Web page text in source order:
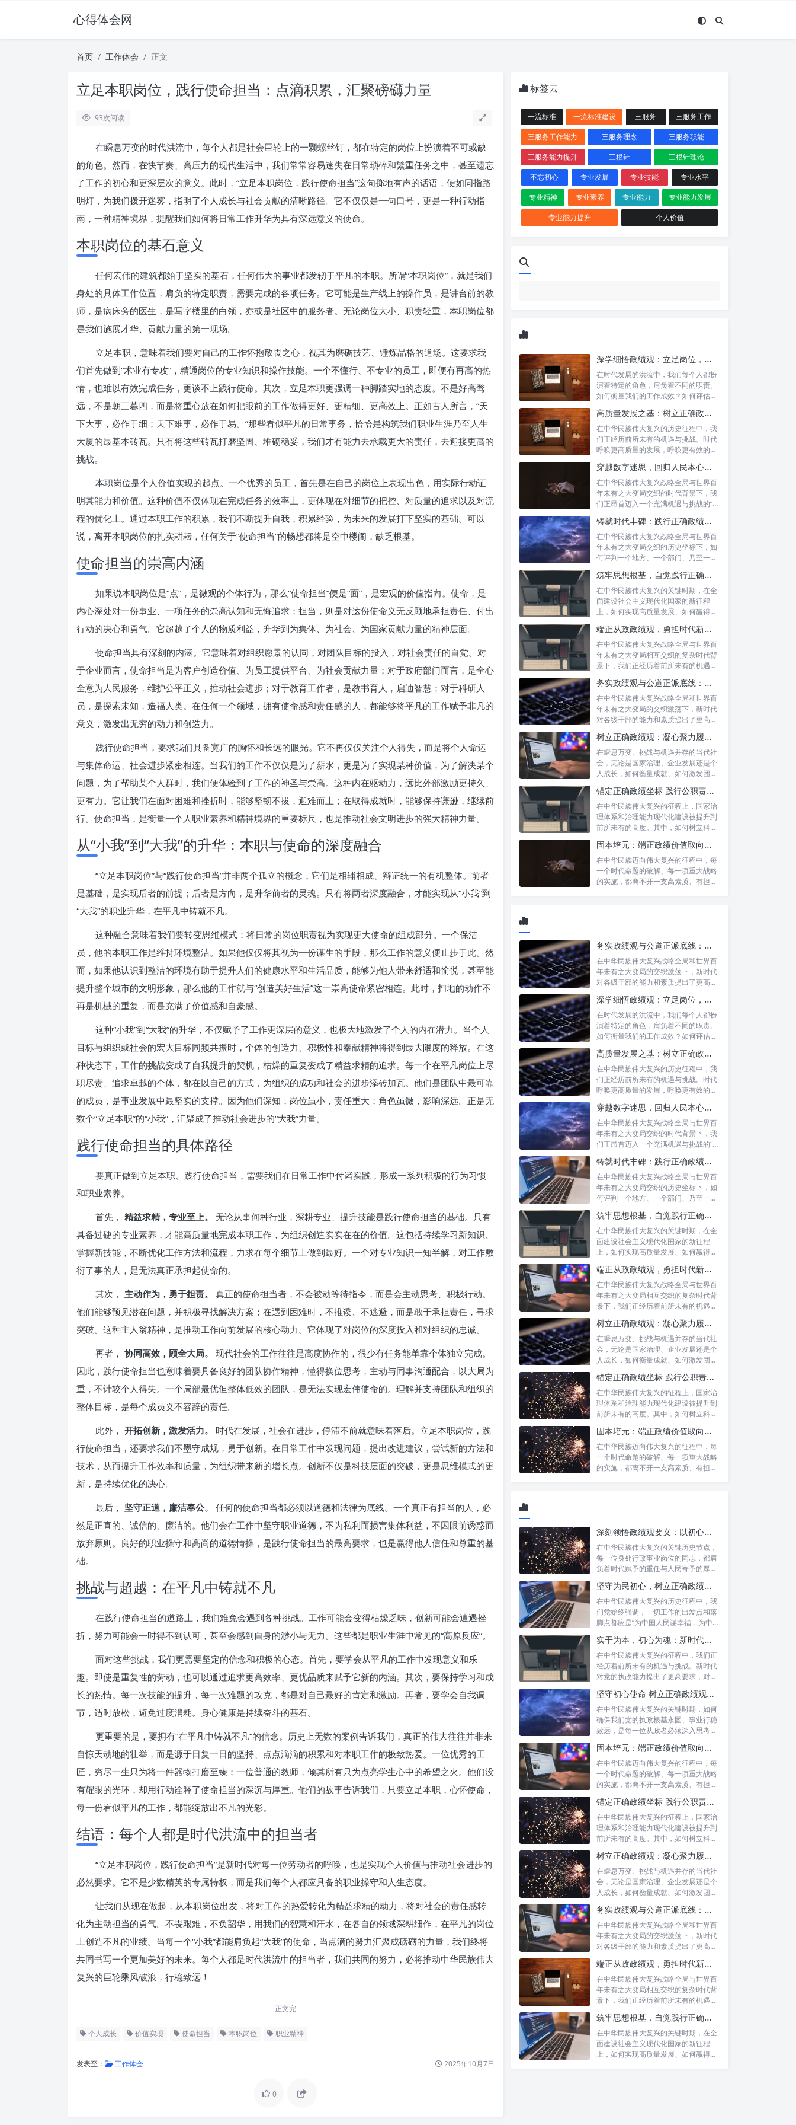
心得体会网
首页 工作体会 正文
立足本职岗位，践行使命担当：点滴积累，汇聚磅礴力量
93次阅读
在瞬息万变的时代洪流中，每个人都是社会巨轮上的一颗螺丝钉，都在特定的岗位上扮演着不可或缺
的角色。然而，在快节奏、高压力的现代生活中，我们常常容易迷失在日常琐碎和繁重任务之中，甚至遗忘
了工作的初心和更深层次的意义。此时，“立足本职岗位，践行使命担当”这句掷地有声的话语，便如同指路
明灯，为我们拨开迷雾，指明了个人成长与社会贡献的清晰路径。它不仅仅是一句口号，更是一种行动指
南，一种精神境界，提醒我们如何将日常工作升华为具有深远意义的使命。
本职岗位的基石意义
任何宏伟的建筑都始于坚实的基石，任何伟大的事业都发轫于平凡的本职。所谓“本职岗位”，就是我们
身处的具体工作位置，肩负的特定职责，需要完成的各项任务。它可能是生产线上的操作员，是讲台前的教
师，是病床旁的医生，是写字楼里的白领，亦或是社区中的服务者。无论岗位大小、职责轻重，本职岗位都
是我们施展才华、贡献力量的第一现场。
立足本职，意味着我们要对自己的工作怀抱敬畏之心，视其为磨砺技艺、锤炼品格的道场。这要求我
们首先做到“术业有专攻”，精通岗位的专业知识和操作技能。一个不懂行、不专业的员工，即便有再高的热
情，也难以有效完成任务，更谈不上践行使命。其次，立足本职更强调一种脚踏实地的态度。不是好高骛
远，不是朝三暮四，而是将重心放在如何把眼前的工作做得更好、更精细、更高效上。正如古人所言，“天
下大事，必作于细；天下难事，必作于易。”那些看似平凡的日常事务，恰恰是构筑我们职业生涯乃至人生
大厦的最基本砖瓦。只有将这些砖瓦打磨坚固、堆砌稳妥，我们才有能力去承载更大的责任，去迎接更高的
挑战。
本职岗位是个人价值实现的起点。一个优秀的员工，首先是在自己的岗位上表现出色，用实际行动证
明其能力和价值。这种价值不仅体现在完成任务的效率上，更体现在对细节的把控、对质量的追求以及对流
程的优化上。通过本职工作的积累，我们不断提升自我，积累经验，为未来的发展打下坚实的基础。可以
说，离开本职岗位的扎实耕耘，任何关于“使命担当”的畅想都将是空中楼阁，缺乏根基。
使命担当的崇高内涵
如果说本职岗位是“点”，是微观的个体行为，那么“使命担当”便是“面”，是宏观的价值指向。使命，是
内心深处对一份事业、一项任务的崇高认知和无悔追求；担当，则是对这份使命义无反顾地承担责任、付出
行动的决心和勇气。它超越了个人的物质利益，升华到为集体、为社会、为国家贡献力量的精神层面。
使命担当具有深刻的内涵。它意味着对组织愿景的认同，对团队目标的投入，对社会责任的自觉。对
于企业而言，使命担当是为客户创造价值、为员工提供平台、为社会贡献力量；对于政府部门而言，是全心
全意为人民服务，维护公平正义，推动社会进步；对于教育工作者，是教书育人，启迪智慧；对于科研人
员，是探索未知，造福人类。在任何一个领域，拥有使命感和责任感的人，都能够将平凡的工作赋予非凡的
意义，激发出无穷的动力和创造力。
践行使命担当，要求我们具备宽广的胸怀和长远的眼光。它不再仅仅关注个人得失，而是将个人命运
与集体命运、社会进步紧密相连。当我们的工作不仅仅是为了薪水，更是为了实现某种价值，为了解决某个
问题，为了帮助某个人群时，我们便体验到了工作的神圣与崇高。这种内在驱动力，远比外部激励更持久、
更有力。它让我们在面对困难和挫折时，能够坚韧不拔，迎难而上；在取得成就时，能够保持谦逊，继续前
行。使命担当，是衡量一个人职业素养和精神境界的重要标尺，也是推动社会文明进步的强大精神力量。
从“小我”到“大我”的升华：本职与使命的深度融合
“立足本职岗位”与“践行使命担当”并非两个孤立的概念，它们是相辅相成、辩证统一的有机整体。前者
是基础，是实现后者的前提；后者是方向，是升华前者的灵魂。只有将两者深度融合，才能实现从“小我”到
“大我”的职业升华，在平凡中铸就不凡。
这种融合意味着我们要转变思维模式：将日常的岗位职责视为实现更大使命的组成部分。一个保洁
员，他的本职工作是维持环境整洁。如果他仅仅将其视为一份谋生的手段，那么工作的意义便止步于此。然
而，如果他认识到整洁的环境有助于提升人们的健康水平和生活品质，能够为他人带来舒适和愉悦，甚至能
提升整个城市的文明形象，那么他的工作就与“创造美好生活”这一崇高使命紧密相连。此时，扫地的动作不
再是机械的重复，而是充满了价值感和自豪感。
这种“小我”到“大我”的升华，不仅赋予了工作更深层的意义，也极大地激发了个人的内在潜力。当个人
目标与组织或社会的宏大目标同频共振时，个体的创造力、积极性和奉献精神将得到最大限度的释放。在这
种状态下，工作的挑战变成了自我提升的契机，枯燥的重复变成了精益求精的追求。每一个在平凡岗位上尽
职尽责、追求卓越的个体，都在以自己的方式，为组织的成功和社会的进步添砖加瓦。他们是团队中最可靠
的成员，是事业发展中最坚实的支撑。因为他们深知，岗位虽小，责任重大；角色虽微，影响深远。正是无
数个“立足本职”的“小我”，汇聚成了推动社会进步的“大我”力量。
践行使命担当的具体路径
要真正做到立足本职、践行使命担当，需要我们在日常工作中付诸实践，形成一系列积极的行为习惯
和职业素养。
首先， 精益求精，专业至上。
无论从事何种行业，深耕专业、提升技能是践行使命担当的基础。只有
具备过硬的专业素养，才能高质量地完成本职工作，为组织创造实实在在的价值。这包括持续学习新知识、
掌握新技能，不断优化工作方法和流程，力求在每个细节上做到最好。一个对专业知识一知半解，对工作敷
衍了事的人，是无法真正承担起使命的。
其次， 主动作为，勇于担责。
真正的使命担当者，不会被动等待指令，而是会主动思考、积极行动。
他们能够预见潜在问题，并积极寻找解决方案；在遇到困难时，不推诿、不逃避，而是敢于承担责任，寻求
突破。这种主人翁精神，是推动工作向前发展的核心动力。它体现了对岗位的深度投入和对组织的忠诚。
再者， 协同高效，顾全大局。
现代社会的工作往往是高度协作的，很少有任务能单靠个体独立完成。
因此，践行使命担当也意味着要具备良好的团队协作精神，懂得换位思考，主动与同事沟通配合，以大局为
重，不计较个人得失。一个局部最优但整体低效的团队，是无法实现宏伟使命的。理解并支持团队和组织的
整体目标，是每个成员义不容辞的责任。
此外， 开拓创新，激发活力。
时代在发展，社会在进步，停滞不前就意味着落后。立足本职岗位，践
行使命担当，还要求我们不墨守成规，勇于创新。在日常工作中发现问题，提出改进建议，尝试新的方法和
技术，从而提升工作效率和质量，为组织带来新的增长点。创新不仅是科技层面的突破，更是思维模式的更
新，是持续优化的决心。
最后， 坚守正道，廉洁奉公。
任何的使命担当都必须以道德和法律为底线。一个真正有担当的人，必
然是正直的、诚信的、廉洁的。他们会在工作中坚守职业道德，不为私利而损害集体利益，不因眼前诱惑而
放弃原则。良好的职业操守和高尚的道德情操，是践行使命担当的最高要求，也是赢得他人信任和尊重的基
础。
挑战与超越：在平凡中铸就不凡
在践行使命担当的道路上，我们难免会遇到各种挑战。工作可能会变得枯燥乏味，创新可能会遭遇挫
折，努力可能会一时得不到认可，甚至会感到自身的渺小与无力。这些都是职业生涯中常见的“高原反应”。
面对这些挑战，我们更需要坚定的信念和积极的心态。首先，要学会从平凡的工作中发现意义和乐
趣。即使是重复性的劳动，也可以通过追求更高效率、更优品质来赋予它新的内涵。其次，要保持学习和成
长的热情。每一次技能的提升，每一次难题的攻克，都是对自己最好的肯定和激励。再者，要学会自我调
节，适时放松，避免过度消耗。身心健康是持续奋斗的基石。
更重要的是，要拥有“在平凡中铸就不凡”的信念。历史上无数的案例告诉我们，真正的伟大往往并非来
自惊天动地的壮举，而是源于日复一日的坚持、点点滴滴的积累和对本职工作的极致热爱。一位优秀的工
匠，穷尽一生只为将一件器物打磨至臻；一位普通的教师，倾其所有只为点亮学生心中的希望之火。他们没
有耀眼的光环，却用行动诠释了使命担当的深沉与厚重。他们的故事告诉我们，只要立足本职，心怀使命，
每一份看似平凡的工作，都能绽放出不凡的光彩。
结语：每个人都是时代洪流中的担当者
“立足本职岗位，践行使命担当”是新时代对每一位劳动者的呼唤，也是实现个人价值与推动社会进步的
必然要求。它不是少数精英的专属特权，而是我们每个人都应具备的职业操守和人生态度。
让我们从现在做起，从本职岗位出发，将对工作的热爱转化为精益求精的动力，将对社会的责任感转
化为主动担当的勇气。不畏艰难，不负韶华，用我们的智慧和汗水，在各自的领域深耕细作，在平凡的岗位
上创造不凡的业绩。当每一个“小我”都能肩负起“大我”的使命，当点滴的努力汇聚成磅礴的力量，我们终将
共同书写一个更加美好的未来。每个人都是时代洪流中的担当者，我们共同的努力，必将推动中华民族伟大
复兴的巨轮乘风破浪，行稳致远！
正文完
个人成长 价值实现 使命担当 本职岗位 职业精神
发表至： 工作体会 2025年10月7日
0
标签云
一流标准 一流标准建设 三服务
三服务工作
三服务工作能力
三服务理念
三服务职能
三服务能力提升
三根针
三根针理论
不忘初心
专业发展 专业技能
专业水平
专业精神
专业素养 专业能力
专业能力发展
专业能力提升
个人价值
深学细悟政绩观：立足岗位，争做新时代的实干先锋
在时代发展的洪流中，我们每个人都扮
演着特定的角色，肩负着不同的职责。
如何衡量我们的工作成效？如何评估我
高质量发展之基：树立正确政绩理念，锤炼务实工作作风
在中华民族伟大复兴的历史征程中，我
们正经历前所未有的机遇与挑战。时代
呼唤更高质量的发展，呼唤更有效的治
穿越数字迷思，回归人民本心：悟透政绩观内涵，践行新时代使命
在中华民族伟大复兴战略全局与世界百
年未有之大变局交织的时代背景下，我
们正昂首迈入一个充满机遇与挑战的“新
铸就时代丰碑：践行正确政绩观，实干笃行显作为
在中华民族伟大复兴战略全局与世界百
年未有之大变局交织的历史坐标下，如
何评判一个地方、一个部门、乃至一名
筑牢思想根基，自觉践行正确政绩观：以实绩赢得民心，以担当开创未来
在中华民族伟大复兴的关键时期，在全
面建设社会主义现代化国家的新征程
上，如何实现高质量发展、如何赢得人
端正从政政绩观，勇担时代新使命：新征程上的责任与担当
在中华民族伟大复兴战略全局与世界百
年未有之大变局相互交织的复杂时代背
景下，我们正经历着前所未有的机遇与
务实政绩观与公道正派底线：新时代干部担当作为的“压舱石”
在中华民族伟大复兴战略全局和世界百
年未有之大变局的交织激荡下，新时代
对各级干部的能力和素质提出了更高要
树立正确政绩观：凝心聚力履职尽责的根本保障与实践路径
在瞬息万变、挑战与机遇并存的当代社
会，无论是国家治理、企业发展还是个
人成长，如何衡量成就、如何激发团队
锚定正确政绩坐标 践行公职责任担当：新时代国家治理的基石
在中华民族伟大复兴的征程上，国家治
理体系和治理能力现代化建设被提升到
前所未有的高度。其中，如何树立科学
固本培元：端正政绩价值取向，永葆为民服务初心
在中华民族迈向伟大复兴的征程中，每
一个时代命题的破解、每一项重大战略
的实施，都离不开一支高素质、有担当
务实政绩观与公道正派底线：新时代干部担当作为的“压舱石”
在中华民族伟大复兴战略全局和世界百
年未有之大变局的交织激荡下，新时代
对各级干部的能力和素质提出了更高要
深学细悟政绩观：立足岗位，争做新时代的实干先锋
在时代发展的洪流中，我们每个人都扮
演着特定的角色，肩负着不同的职责。
如何衡量我们的工作成效？如何评估我
高质量发展之基：树立正确政绩理念，锤炼务实工作作风
在中华民族伟大复兴的历史征程中，我
们正经历前所未有的机遇与挑战。时代
呼唤更高质量的发展，呼唤更有效的治
穿越数字迷思，回归人民本心：悟透政绩观内涵，践行新时代使命
在中华民族伟大复兴战略全局与世界百
年未有之大变局交织的时代背景下，我
们正昂首迈入一个充满机遇与挑战的“新
铸就时代丰碑：践行正确政绩观，实干笃行显作为
在中华民族伟大复兴战略全局与世界百
年未有之大变局交织的历史坐标下，如
何评判一个地方、一个部门、乃至一名
筑牢思想根基，自觉践行正确政绩观：以实绩赢得民心，以担当开创未来
在中华民族伟大复兴的关键时期，在全
面建设社会主义现代化国家的新征程
上，如何实现高质量发展、如何赢得人
端正从政政绩观，勇担时代新使命：新征程上的责任与担当
在中华民族伟大复兴战略全局与世界百
年未有之大变局相互交织的复杂时代背
景下，我们正经历着前所未有的机遇与
树立正确政绩观：凝心聚力履职尽责的根本保障与实践路径
在瞬息万变、挑战与机遇并存的当代社
会，无论是国家治理、企业发展还是个
人成长，如何衡量成就、如何激发团队
锚定正确政绩坐标 践行公职责任担当：新时代国家治理的基石
在中华民族伟大复兴的征程上，国家治
理体系和治理能力现代化建设被提升到
前所未有的高度。其中，如何树立科学
固本培元：端正政绩价值取向，永葆为民服务初心
在中华民族迈向伟大复兴的征程中，每
一个时代命题的破解、每一项重大战略
的实施，都离不开一支高素质、有担当
深刻领悟政绩观要义：以初心坚守铸就人民满意政绩
在中华民族伟大复兴的关键历史节点，
每一位身处行政事业岗位的同志，都肩
负着时代赋予的重任与人民寄予的厚
坚守为民初心，树立正确政绩观：新时代高质量发展的精神坐标
在中华民族伟大复兴的历史征程中，我
们党始终强调，一切工作的出发点和落
脚点都应是“为中国人民谋幸福，为中华
实干为本，初心为魂：新时代政绩观的深度践行与为民服务
在中华民族伟大复兴的征程中，我们正
经历着前所未有的机遇与挑战。新时代
对党的执政能力提出了更高要求，对各
坚守初心使命 树立正确政绩观：新时代为政者的高度自觉与担当
在中华民族伟大复兴的关键时期，如何
确保我们党的执政根基永固、事业行稳
致远，是每一位从政者必须深入思考的
固本培元：端正政绩价值取向，永葆为民服务初心
在中华民族迈向伟大复兴的征程中，每
一个时代命题的破解、每一项重大战略
的实施，都离不开一支高素质、有担当
锚定正确政绩坐标 践行公职责任担当：新时代国家治理的基石
在中华民族伟大复兴的征程上，国家治
理体系和治理能力现代化建设被提升到
前所未有的高度。其中，如何树立科学
树立正确政绩观：凝心聚力履职尽责的根本保障与实践路径
在瞬息万变、挑战与机遇并存的当代社
会，无论是国家治理、企业发展还是个
人成长，如何衡量成就、如何激发团队
务实政绩观与公道正派底线：新时代干部担当作为的“压舱石”
在中华民族伟大复兴战略全局和世界百
年未有之大变局的交织激荡下，新时代
对各级干部的能力和素质提出了更高要
端正从政政绩观，勇担时代新使命：新征程上的责任与担当
在中华民族伟大复兴战略全局与世界百
年未有之大变局相互交织的复杂时代背
景下，我们正经历着前所未有的机遇与
筑牢思想根基，自觉践行正确政绩观：以实绩赢得民心，以担当开创未来
在中华民族伟大复兴的关键时期，在全
面建设社会主义现代化国家的新征程
上，如何实现高质量发展、如何赢得人
本职岗位的基石意义